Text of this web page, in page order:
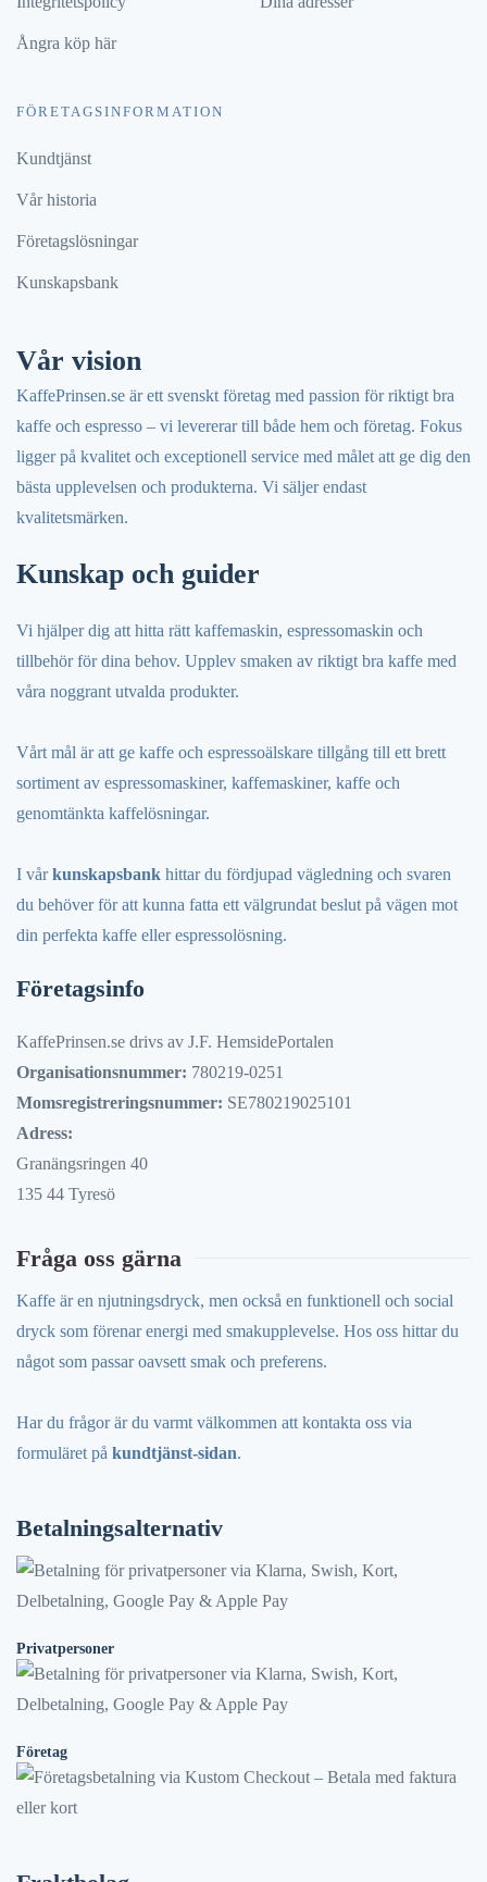
Ångra köp här
FÖRETAGSINFORMATION
Kundtjänst
Vår historia
Företagslösningar
Kunskapsbank
Vår vision
KaffePrinsen.se är ett svenskt företag med passion för riktigt bra
kaffe och espresso – vi levererar till både hem och företag. Fokus
ligger på kvalitet och exceptionell service med målet att ge dig den
bästa upplevelsen och produkterna. Vi säljer endast
kvalitetsmärken.
Kunskap och guider
Vi hjälper dig att hitta rätt kaffemaskin, espressomaskin och
tillbehör för dina behov. Upplev smaken av riktigt bra kaffe med
våra noggrant utvalda produkter.
Vårt mål är att ge kaffe och espressoälskare tillgång till ett brett
sortiment av espressomaskiner, kaffemaskiner, kaffe och
genomtänkta kaffelösningar.
I vårkunskapsbank hittar du fördjupad vägledning och svaren
du behöver för att kunna fatta ett välgrundat beslut på vägen mot
din perfekta kaffe eller espressolösning.
Företagsinfo
KaffePrinsen.se drivs av J.F. HemsidePortalen
Organisationsnummer: 780219-0251
Momsregistreringsnummer: SE780219025101
Adress:
Granängsringen 40
135 44 Tyresö
Fråga oss gärna
Kaffe är en njutningsdryck, men också en funktionell och social
dryck som förenar energi med smakupplevelse. Hos oss hittar du
något som passar oavsett smak och preferens.
Har du frågor är du varmt välkommen att kontakta oss via
formuläret på kundtjänst-sidan.
Betalningsalternativ
Privatpersoner
Företag